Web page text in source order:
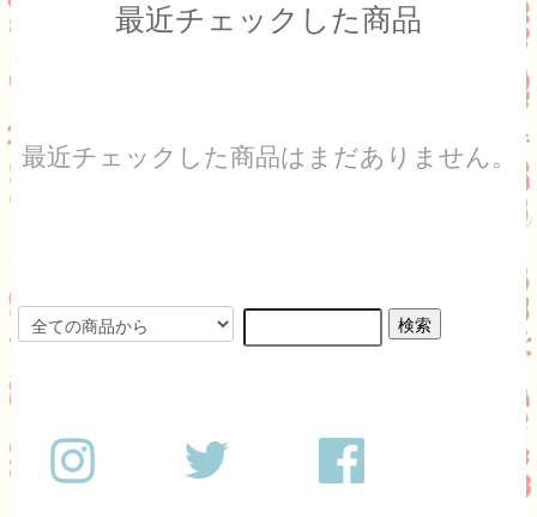
最近チェックした商品
最近チェックした商品はまだありません。